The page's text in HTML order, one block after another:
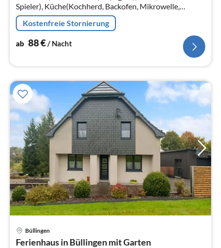
Spieler), Küche(Kochherd, Backofen, Mikrowelle,
Spülmaschine), Schlafzimmer(Doppelbett),
Schlafzimmer(Doppelbett)
Kostenfreie Stornierung
ab 88€/ Nacht
Büllingen
Ferienhaus in Büllingen mit Garten